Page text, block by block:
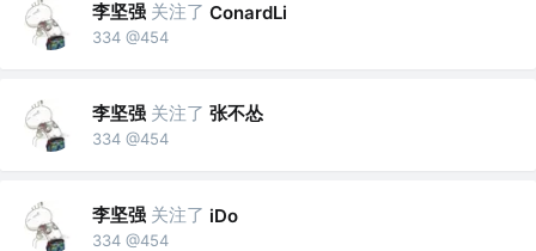
李坚强 关注了 ConardLi
334 @454
李坚强 关注了 张不怂
334 @454
李坚强 关注了 iDo
334 @454